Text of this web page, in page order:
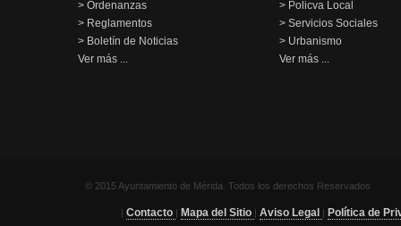
> Ordenanzas
> Reglamentos
> Boletín de Noticias
Ver más ...
> Policva Local
> Servicios Sociales
> Urbanismo
Ver más ...
© 2015 Ayuntamiento de Mérida. Todos los derechos Reservados
| Contacto | Mapa del Sitio | Aviso Legal | Política de